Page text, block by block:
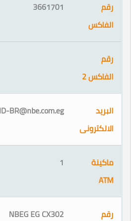
3661701
NBE-FAYID-BR@nbe.com.eg
1
NBEG EG CX302